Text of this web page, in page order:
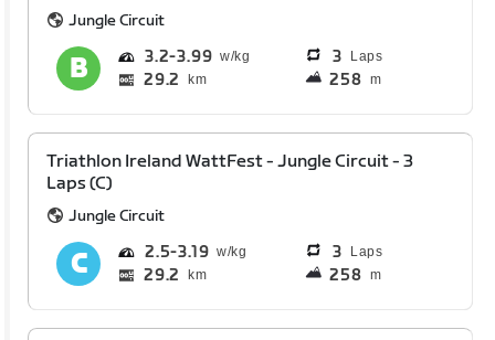
Jungle Circuit
3.2 3.99 3 Laps
29.2 km 258 m
Triathlon Ireland WattFest - Jungle Circuit - 3
Laps (C)
Jungle Circuit
2.5 3.19 3 Laps
29.2 km 258 m